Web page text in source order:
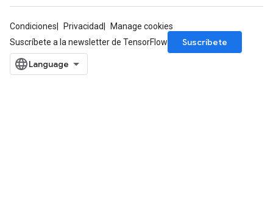
Condiciones Privacidad
Manage cookies
Suscríbete a la newsletter de TensorFlow
Suscríbete